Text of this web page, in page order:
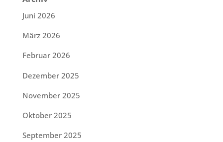
Juni 2026
März 2026
Februar 2026
Dezember 2025
November 2025
Oktober 2025
September 2025